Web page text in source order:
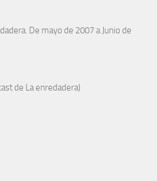
De mayo de 2007 a Junio de
de La enredadera)